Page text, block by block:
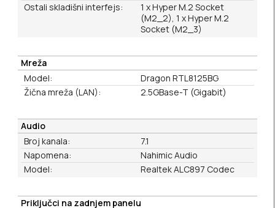
Ostali skladišni interfejs:
1 x Hyper M.2 Socket
(M2_2), 1 x Hyper M.2
Socket (M2_3)
Mreža
Model:
Dragon RTL8125BG
Žična mreža (LAN):
2.5GBase-T (Gigabit)
Audio
Broj kanala:
7.1
Napomena:
Nahimic Audio
Model:
Realtek ALC897 Codec
Priključci na zadnjem panelu